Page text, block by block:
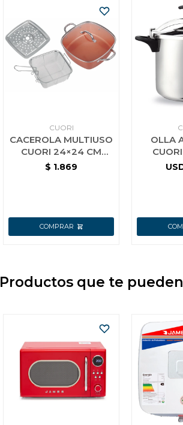
CUORI
CACEROLA MULTIUSO
CUORI 24×24 CM
MULTICHEF
$ 1.869
OLLA
Productos que te